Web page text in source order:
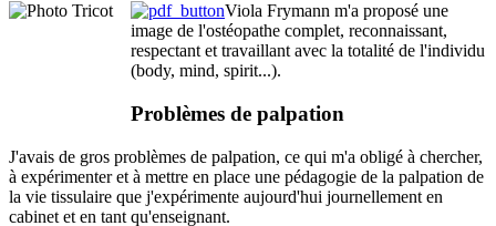
Viola Frymann m'a proposé une
image de l'ostéopathe complet, reconnaissant,
respectant et travaillant avec la totalité de l'individu
(body, mind, spirit...).
Problèmes de palpation
J'avais de gros problèmes de palpation, ce qui m'a obligé à chercher,
à expérimenter et à mettre en place une pédagogie de la palpation de
la vie tissulaire que j'expérimente aujourd'hui journellement en
cabinet et en tant qu'enseignant.